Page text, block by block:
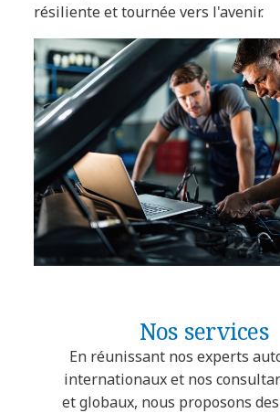
résiliente et tournée vers l'avenir.
Nos services
En réunissant nos experts
internationaux et nos
et globaux, nous proposons